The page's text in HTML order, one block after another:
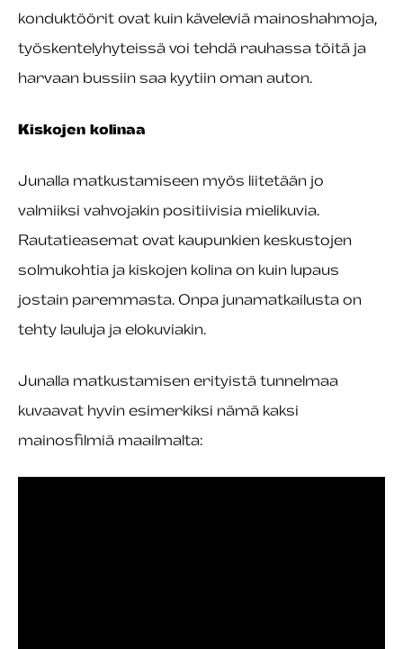
konduktöörit ovat kuin käveleviä mainoshahmoja,
työskentelyhyteissä voi tehdä rauhassa töitä ja
harvaan bussiin saa kyytiin oman auton.
Kiskojen kolinaa
Junalla matkustamiseen myös liitetään jo
valmiiksi vahvojakin positiivisia mielikuvia.
Rautatieasemat ovat kaupunkien keskustojen
solmukohtia ja kiskojen kolina on kuin lupaus
jostain paremmasta. Onpa junamatkailusta on
tehty lauluja ja elokuviakin.
Junalla matkustamisen erityistä tunnelmaa
kuvaavat hyvin esimerkiksi nämä kaksi
mainosfilmiä maailmalta: